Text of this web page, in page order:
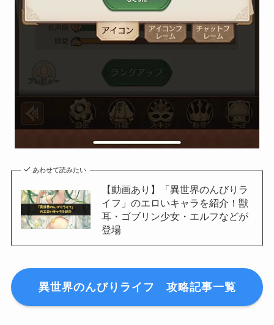
あわせて読みたい
【動画あり】「異世界のんびりラ
イフ」のエロいキャラを紹介！獣
耳・ゴブリン少女・エルフなどが
登場
異世界のんびりライフ 攻略記事一覧